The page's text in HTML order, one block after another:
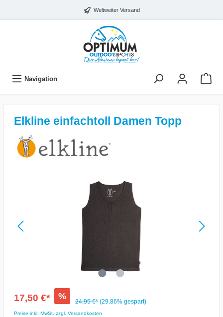
Weltweiter Versand
Navigation
Elkline einfachtoll Damen Topp
17,50 €* %
24,95 €* (29.86% gespart)
Preise inkl. MwSt. zzgl. Versandkosten